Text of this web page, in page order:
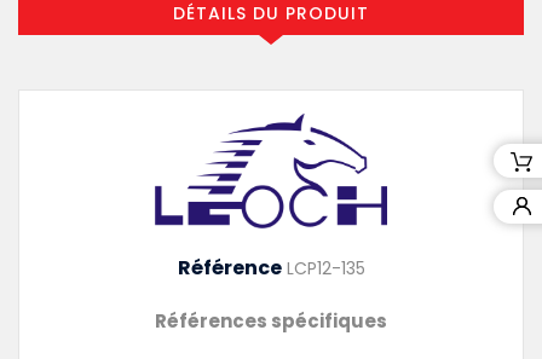
DÉTAILS DU PRODUIT
Référence LCP12-135
Références spécifiques